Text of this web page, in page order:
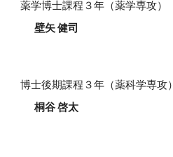
薬学博士課程３年（薬学専攻）
壁矢 健司
博士後期課程 ３年（薬科学専攻）
桐谷 啓太